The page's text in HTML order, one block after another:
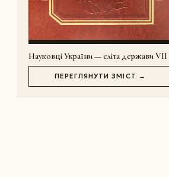
Науковці України — еліта держави VII
ПЕРЕГЛЯНУТИ ЗМІСТ →